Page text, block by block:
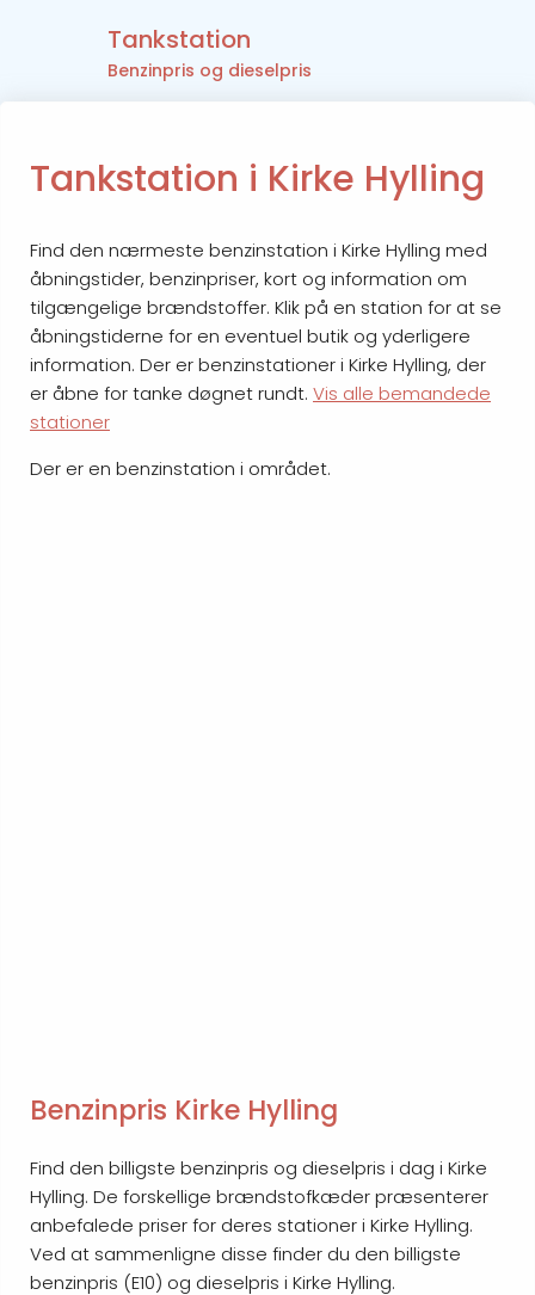
Tankstation
Benzinpris og dieselpris
Tankstation i Kirke Hylling
Find den nærmeste benzinstation i Kirke Hylling med
åbningstider, benzinpriser, kort og information om
tilgængelige brændstoffer. Klik på en station for at se
åbningstiderne for en eventuel butik og yderligere
information. Der er benzinstationer i Kirke Hylling, der
er åbne for tanke døgnet rundt. Vis alle bemandede
stationer
Der er en benzinstation i området.
Benzinpris Kirke Hylling
Find den billigste benzinpris og dieselpris i dag i Kirke
Hylling. De forskellige brændstofkæder præsenterer
anbefalede priser for deres stationer i Kirke Hylling.
Ved at sammenligne disse finder du den billigste
benzinpris (E10) og dieselpris i Kirke Hylling.